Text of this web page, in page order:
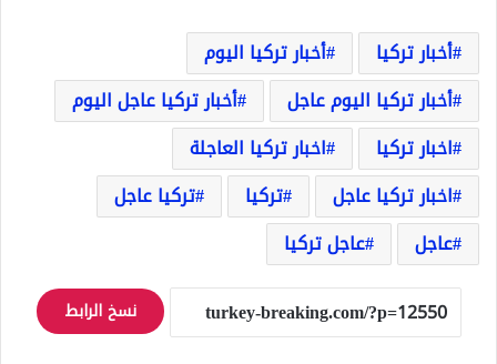
أخبار تركيا
أخبار تركيا اليوم
أخبار تركيا اليوم عاجل
أخبار تركيا عاجل اليوم
اخبار تركيا
اخبار تركيا العاجلة
اخبار تركيا عاجل
تركيا
تركيا عاجل
عاجل
عاجل تركيا
نسخ الرابط